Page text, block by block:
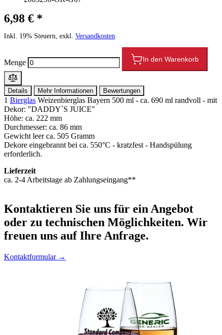
6,98 € *
Inkl. 19% Steuern, exkl. Versandkosten
Menge In den Warenkorb
Details Mehr Informationen Bewertungen
1 Bierglas Weizenbierglas Bayern 500 ml - ca. 690 ml randvoll - mit
Dekor: "DADDY`S JUICE"
Höhe: ca. 222 mm
Durchmesser: ca. 86 mm
Gewicht leer ca. 505 Gramm
Dekore eingebrannt bei ca. 550°C - kratzfest - Handspülung
erforderlich.
Lieferzeit
ca. 2-4 Arbeitstage ab Zahlungseingang**
Kontaktieren Sie uns für ein Angebot
oder zu technischen Möglichkeiten. Wir
freuen uns auf Ihre Anfrage.
Kontaktformular →